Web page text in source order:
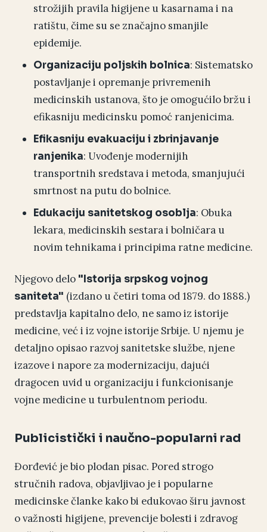
strožijih pravila higijene u kasarnama i na
ratištu, čime su se značajno smanjile
epidemije.
Organizaciju poljskih bolnica: Sistematsko
postavljanje i opremanje privremenih
medicinskih ustanova, što je omogućilo bržu i
efikasniju medicinsku pomoć ranjenicima.
Efikasniju evakuaciju i zbrinjavanje
ranjenika: Uvođenje modernijih
transportnih sredstava i metoda, smanjujući
smrtnost na putu do bolnice.
Edukaciju sanitetskog osoblja: Obuka
lekara, medicinskih sestara i bolničara u
novim tehnikama i principima ratne medicine.
Njegovo delo "Istorija srpskog vojnog
saniteta" (izdano u četiri toma od 1879. do 1888.)
predstavlja kapitalno delo, ne samo iz istorije
medicine, već i iz vojne istorije Srbije. U njemu je
detaljno opisao razvoj sanitetske službe, njene
izazove i napore za modernizaciju, dajući
dragocen uvid u organizaciju i funkcionisanje
vojne medicine u turbulentnom periodu.
Publicistički i naučno-popularni rad
Đorđević je bio plodan pisac. Pored strogo
stručnih radova, objavljivao je i popularne
medicinske članke kako bi edukovao širu javnost
o važnosti higijene, prevencije bolesti i zdravog